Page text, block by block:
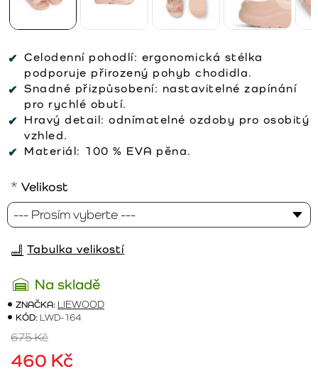
Celodenní pohodlí: ergonomická stélka
podporuje přirozený pohyb chodidla.
Snadné přizpůsobení: nastavitelné zapínání
pro rychlé obutí.
Hravý detail: odnímatelné ozdoby pro osobitý
vzhled.
Materiál: 100 % EVA pěna.
Na skladě
ZNAČKA: LIEWOOD
KÓD: LWD-164
460 Kč
675 Kč
Velikost
Tabulka velikostí